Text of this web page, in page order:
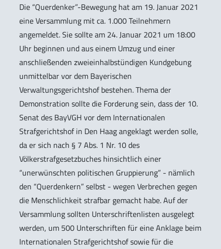
Die “Querdenker”-Bewegung hat am 19. Januar 2021
eine Versammlung mit ca. 1.000 Teilnehmern
angemeldet. Sie sollte am 24. Januar 2021 um 18:00
Uhr beginnen und aus einem Umzug und einer
anschließenden zweieinhalbstündigen Kundgebung
unmittelbar vor dem Bayerischen
Verwaltungsgerichtshof bestehen. Thema der
Demonstration sollte die Forderung sein, dass der 10.
Senat des BayVGH vor dem Internationalen
Strafgerichtshof in Den Haag angeklagt werden solle,
da er sich nach § 7 Abs. 1 Nr. 10 des
Völkerstrafgesetzbuches hinsichtlich einer
“unerwünschten politischen Gruppierung” - nämlich
den “Querdenkern” selbst - wegen Verbrechen gegen
die Menschlichkeit strafbar gemacht habe. Auf der
Versammlung sollten Unterschriftenlisten ausgelegt
werden, um 500 Unterschriften für eine Anklage beim
Internationalen Strafgerichtshof sowie für die